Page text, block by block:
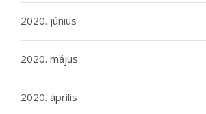
2020. június
2020. május
2020. április